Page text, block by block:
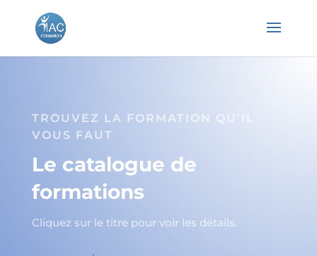
TROUVEZ LA FORMATION QU’IL
VOUS FAUT
Le catalogue de
formations
Cliquez sur le titre pour voir les détails.